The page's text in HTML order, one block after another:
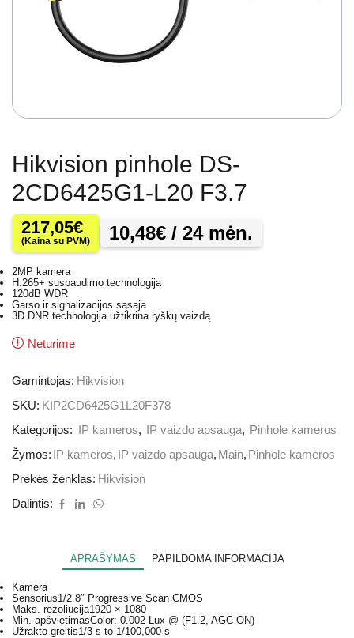
Hikvision pinhole DS-
2CD6425G1-L20 F3.7
217,05€
(Kaina su PVM) 10,48€ / 24 mėn.
2MP kamera
H.265+ suspaudimo technologija
120dB WDR
Garso ir signalizacijos sąsaja
3D DNR technologija užtikrina ryškų vaizdą
Neturime
Gamintojas: Hikvision
SKU: KIP2CD6425G1L20F378
Kategorijos:
IP kameros, IP vaizdo apsauga, Pinhole kameros
Žymos: IP kameros, IP vaizdo apsauga, Main, Pinhole kameros
Prekės ženklas: Hikvision
Dalintis:
APRAŠYMAS PAPILDOMA INFORMACIJA
Kamera
Sensorius1/2.8″ Progressive Scan CMOS
Maks. rezoliucija1920 × 1080
Min. apšvietimasColor: 0.002 Lux @ (F1.2, AGC ON)
Užrakto greitis1/3 s to 1/100,000 s